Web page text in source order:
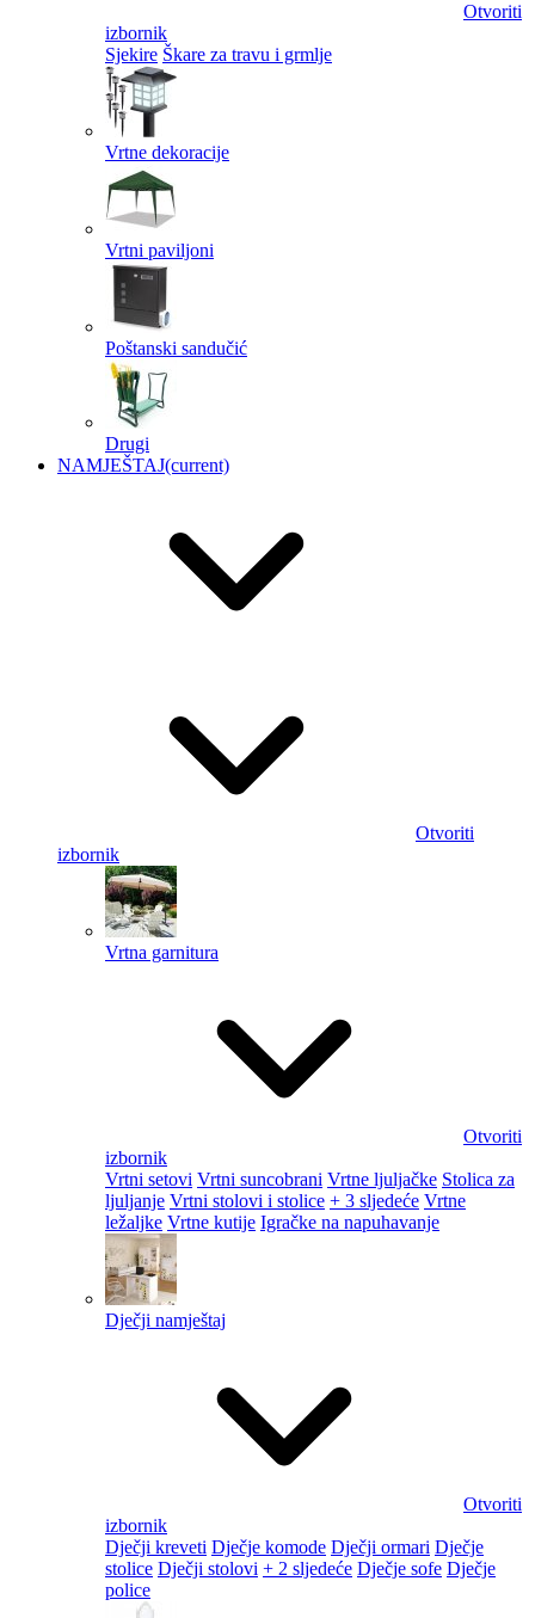
Otvoriti
izbornik
Sjekire Škare za travu i grmlje
Vrtne dekoracije
Vrtni paviljoni
Poštanski sandučić
Drugi
NAMJEŠTAJ(current)
Otvoriti
izbornik
Vrtna garnitura
Otvoriti
izbornik
Vrtni setovi Vrtni suncobrani Vrtne ljuljačke Stolica za
ljuljanje Vrtni stolovi i stolice + 3 sljedeće Vrtne
ležaljke Vrtne kutije Igračke na napuhavanje
Dječji namještaj
Otvoriti
izbornik
Dječji kreveti Dječje komode Dječji ormari Dječje
stolice Dječji stolovi + 2 sljedeće Dječje sofe Dječje
police